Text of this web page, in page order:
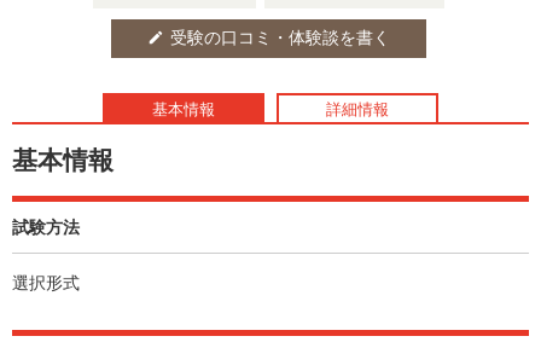
edit 受験の口コミ・体験談を書く
基本情報 詳細情報
基本情報
試験方法
選択形式